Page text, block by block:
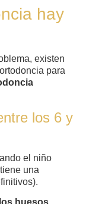
hay
existen
para
los 6 y
el niño
una